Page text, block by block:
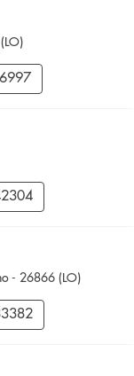
- 26866 (LO)